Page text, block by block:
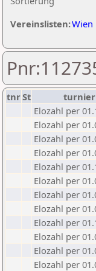
Vereinslisten:Wien
tnrSt turnier
Elozahl per
Elozahl per
Elozahl per
Elozahl per
Elozahl per
Elozahl per
Elozahl per
Elozahl per
Elozahl per
Elozahl per
Elozahl per
Elozahl per